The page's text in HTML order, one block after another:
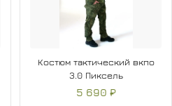
Костюм тактический вкпо
3.0 Пиксель
5 690 ₽